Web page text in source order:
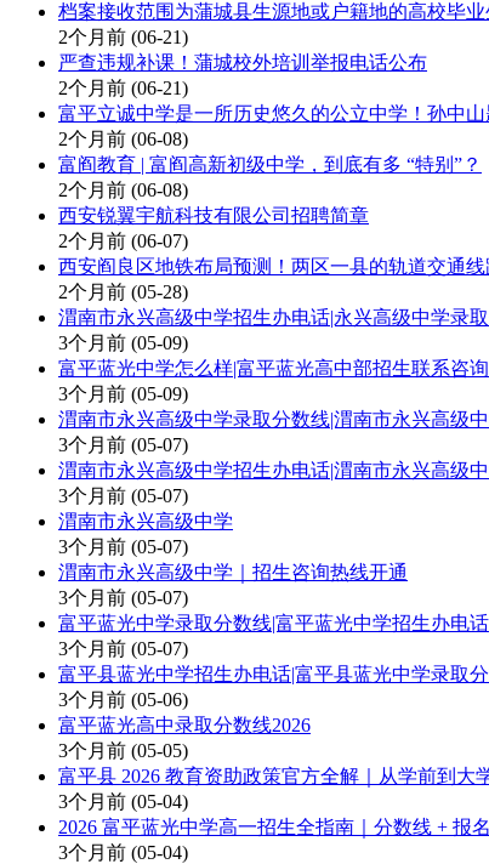
档案接收范围为蒲城县生源地或户籍地的高校毕业
2个月前 (06-21)
严查违规补课！蒲城校外培训举报电话公布
2个月前 (06-21)
富平立诚中学是一所历史悠久的公立中学！孙中
2个月前 (06-08)
富阎教育 | 富阎高新初级中学，到底有多 “特别”？
2个月前 (06-08)
西安锐翼宇航科技有限公司招聘简章
2个月前 (06-07)
西安阎良区地铁布局预测！两区一县的轨道交通
2个月前 (05-28)
渭南市永兴高级中学招生办电话|永兴高级中学录
3个月前 (05-09)
富平蓝光中学怎么样|富平蓝光高中部招生联系咨
3个月前 (05-09)
渭南市永兴高级中学录取分数线|渭南市永兴高级
3个月前 (05-07)
渭南市永兴高级中学招生办电话|渭南市永兴高级
3个月前 (05-07)
渭南市永兴高级中学
3个月前 (05-07)
渭南市永兴高级中学｜招生咨询热线开通
3个月前 (05-07)
富平蓝光中学录取分数线|富平蓝光中学招生办电话
3个月前 (05-07)
富平县蓝光中学招生办电话|富平县蓝光中学录取
3个月前 (05-06)
富平蓝光高中录取分数线2026
3个月前 (05-05)
富平县 2026 教育资助政策官方全解｜从学前到大
3个月前 (05-04)
2026 富平蓝光中学高一招生全指南｜分数线 + 报
3个月前 (05-04)